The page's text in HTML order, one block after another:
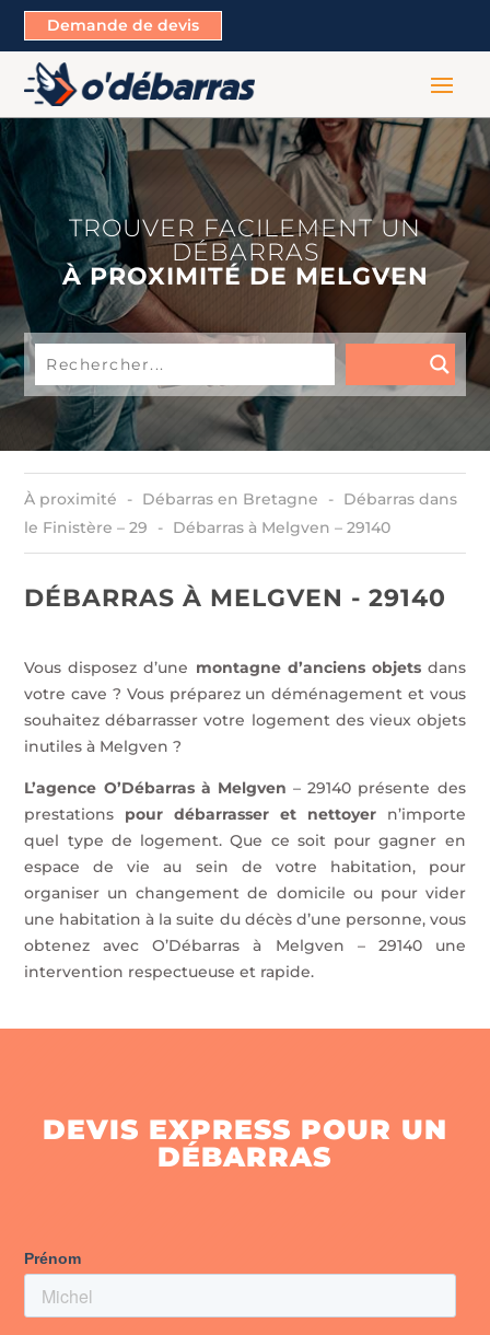
Demande de devis
TROUVER FACILEMENT UN
DÉBARRAS
À PROXIMITÉ DE MELGVEN
À proximité Débarras en Bretagne
Débarras dans
le Finistère – 29
Débarras à Melgven – 29140
DÉBARRAS À MELGVEN - 29140
Vous disposez d’une montagne d’anciens objetsdans
votre cave ? Vous préparez un déménagement et vous
souhaitez débarrasser votre logement des vieux objets
inutiles à Melgven ?
L’agence O’Débarras à Melgven – 29140 présente des
prestations pour débarrasser et nettoyern’importe
quel type de logement. Que ce soit pour gagner en
espace de vie au sein de votre habitation, pour
organiser un changement de domicile ou pour vider
une habitation à la suite du décès d’une personne, vous
obtenez avec O’Débarras à Melgven – 29140 une
intervention respectueuse et rapide.
DEVIS EXPRESS POUR UN
DÉBARRAS